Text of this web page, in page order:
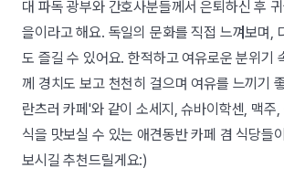
대 파독 광부와 간호사분들께서 은퇴하신 후
을이라고 해요. 독일의 문화를 직접 느껴보며,
도 즐길 수 있어요. 한적하고 여유로운 분위기
께 경치도 보고 천천히 걸으며 여유를 느끼기
란츠러 카페'와 같이 소세지, 슈바이학센, 맥주
식을 맛보실 수 있는 애견동반 카페 겸 식당들
보시길 추천드릴게요:)